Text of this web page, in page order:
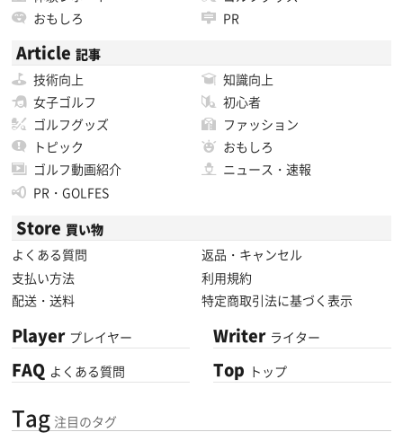
おもしろ
PR
Article 記事
技術向上
知識向上
女子ゴルフ
初心者
ゴルフグッズ
ファッション
トピック
おもしろ
ゴルフ動画紹介
ニュース・速報
PR・GOLFES
Store 買い物
よくある質問
返品・キャンセル
支払い方法
利用規約
配送・送料
特定商取引法に基づく表示
Player プレイヤー
FAQ よくある質問
Writer ライター
Top トップ
Tag 注目のタグ